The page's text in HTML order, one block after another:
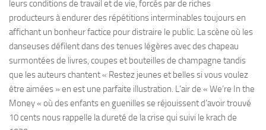
leurs conditions de travail et de vie, forcés par de riches
producteurs à endurer des répétitions interminables toujours en
affichant un bonheur factice pour distraire le public. La scène où les
danseuses défilent dans des tenues légères avec des chapeau
surmontées de livres, coupes et bouteilles de champagne tandis
que les auteurs chantent « Restez jeunes et belles si vous voulez
être aimées » en est une parfaite illustration. L’air de « We’re In the
Money « où des enfants en guenilles se réjouissent d’avoir trouvé
10 cents nous rappelle la dureté de la crise qui suivi le krach de